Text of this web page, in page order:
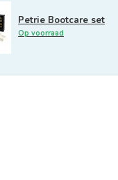
Petrie Bootcare set
Op voorraad